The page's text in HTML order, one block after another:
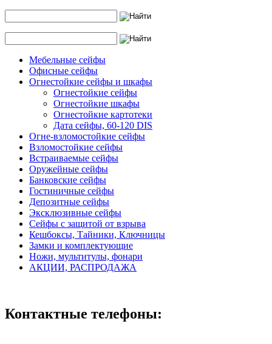
Мебельные сейфы
Офисные сейфы
Огнестойкие сейфы и шкафы
Огнестойкие сейфы
Огнестойкие шкафы
Огнестойкие картотеки
Дата сейфы, 60-120 DIS
Огне-взломостойкие сейфы
Взломостойкие сейфы
Встраиваемые сейфы
Оружейные сейфы
Банковские сейфы
Гостиничные сейфы
Депозитные сейфы
Эксклюзивные сейфы
Сейфы с защитой от взрыва
Кешбоксы, Тайники, Ключницы
Замки и комплектующие
Ножи, мультитулы, фонари
АКЦИИ, РАСПРОДАЖА
Контактные телефоны: